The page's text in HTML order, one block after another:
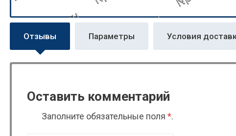
Отзывы Параметры Условия
Оставить комментарий
Заполните обязательные поля *.